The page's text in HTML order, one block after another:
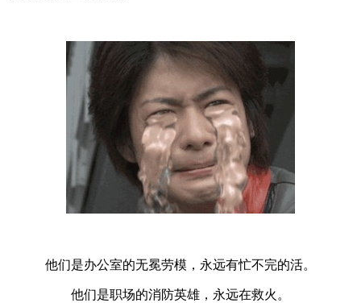
他们是办公室的无冕劳模，永远有忙不完的活。
他们是职场的消防英雄，永远在救火。